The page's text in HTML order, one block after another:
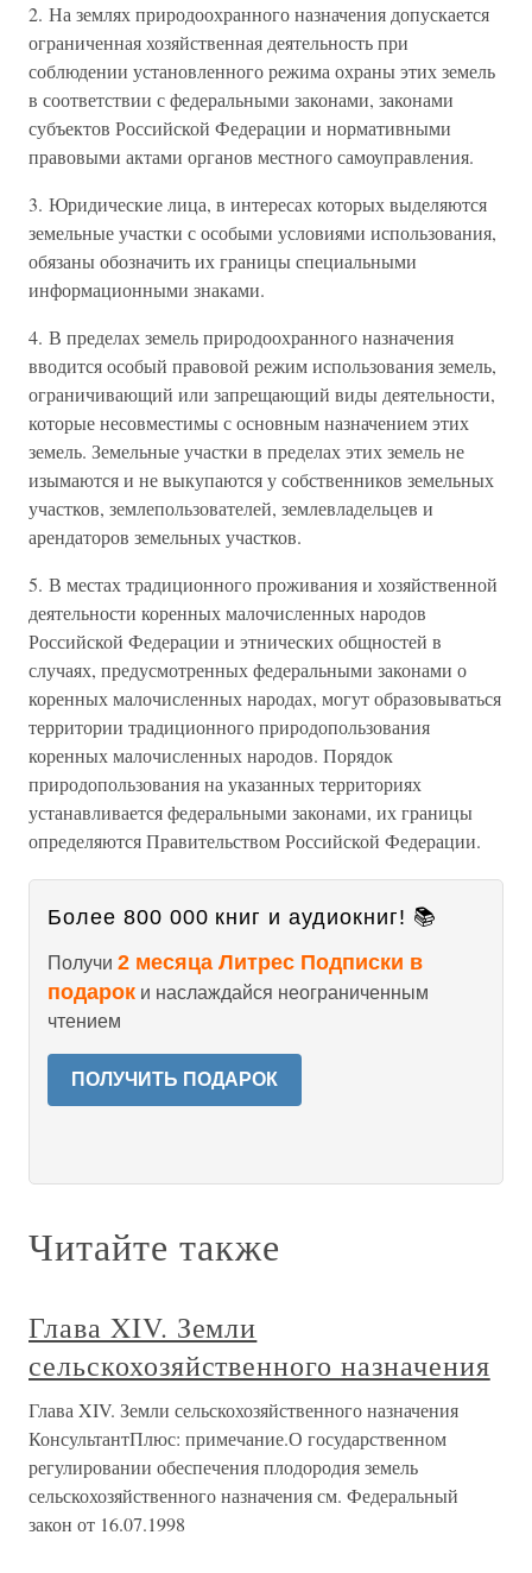
2. На землях природоохранного назначения допускается
ограниченная хозяйственная деятельность при
соблюдении установленного режима охраны этих земель
в соответствии с федеральными законами, законами
субъектов Российской Федерации и нормативными
правовыми актами органов местного самоуправления.
3. Юридические лица, в интересах которых выделяются
земельные участки с особыми условиями использования,
обязаны обозначить их границы специальными
информационными знаками.
4. В пределах земель природоохранного назначения
вводится особый правовой режим использования земель,
ограничивающий или запрещающий виды деятельности,
которые несовместимы с основным назначением этих
земель. Земельные участки в пределах этих земель не
изымаются и не выкупаются у собственников земельных
участков, землепользователей, землевладельцев и
арендаторов земельных участков.
5. В местах традиционного проживания и хозяйственной
деятельности коренных малочисленных народов
Российской Федерации и этнических общностей в
случаях, предусмотренных федеральными законами о
коренных малочисленных народах, могут образовываться
территории традиционного природопользования
коренных малочисленных народов. Порядок
природопользования на указанных территориях
устанавливается федеральными законами, их границы
определяются Правительством Российской Федерации.
Более 800 000 книг и аудиокниг! 📚
Получи 2 месяца Литрес Подписки в
подарок и наслаждайся неограниченным
чтением
ПОЛУЧИТЬ ПОДАРОК
Читайте также
Глава XIV. Земли
сельскохозяйственного назначения
Глава XIV. Земли сельскохозяйственного назначения
КонсультантПлюс: примечание.О государственном
регулировании обеспечения плодородия земель
сельскохозяйственного назначения см. Федеральный
закон от 16.07.1998